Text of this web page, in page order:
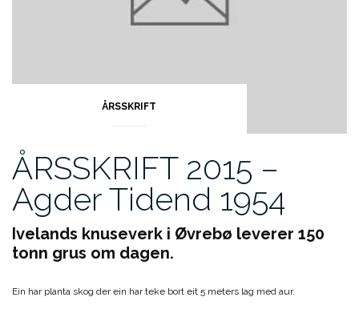
ÅRSSKRIFT
ÅRSSKRIFT 2015 –
Agder Tidend 1954
Ivelands knuseverk i Øvrebø leverer 150
tonn grus om dagen.
Ein har planta skog der ein har teke bort eit 5 meters lag med aur.